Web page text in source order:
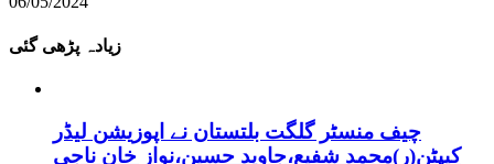
زیادہ پڑھی گئی
چیف منسٹر گلگت بلتستان نے اپوزیشن لیڈر
کیپٹن(ر)محمد شفیع،جاوید حسین،نواز خان ناجی